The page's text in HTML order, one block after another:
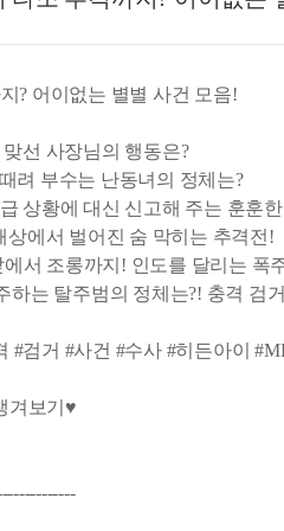
? 어이없는 별별 사건 모음!
선 사장님의 행동은?
려 부수는 난동녀의 정체는?
상황에 대신 신고해 주는 훈훈
상에서 벌어진 숨 막히는 추격전!
서 조롱까지! 인도를 달리는 폭
하는 탈주범의 정체는?! 충격 검
#검거 #사건 #수사 #히든아이
겨보기♥